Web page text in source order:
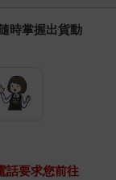
時掌握出貨動
話要求您前往